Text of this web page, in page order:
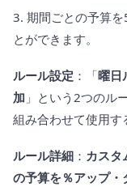
3. 期間ごとの予算
とができます。
ルール設定 ：「曜日
加 」という2つのル
組み合わせて使用す
ルール詳細 ： カスタ
の予算を％アップ・